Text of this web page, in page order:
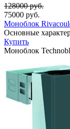
128000 руб.
75000 руб.
Моноблок
Основные
Купить
Моноблок